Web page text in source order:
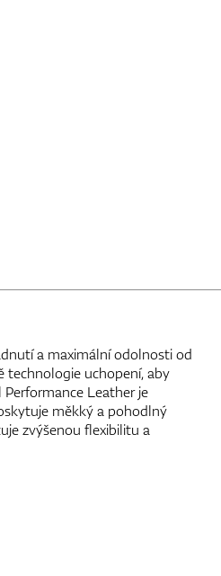
a maximální odolnosti od
technologie uchopení, aby
Leather je
měkký a pohodlný
zvýšenou flexibilitu a